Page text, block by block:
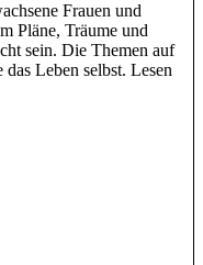
Frauen und
Pläne, Träume und
sein. Die Themen auf
Leben selbst. Lesen